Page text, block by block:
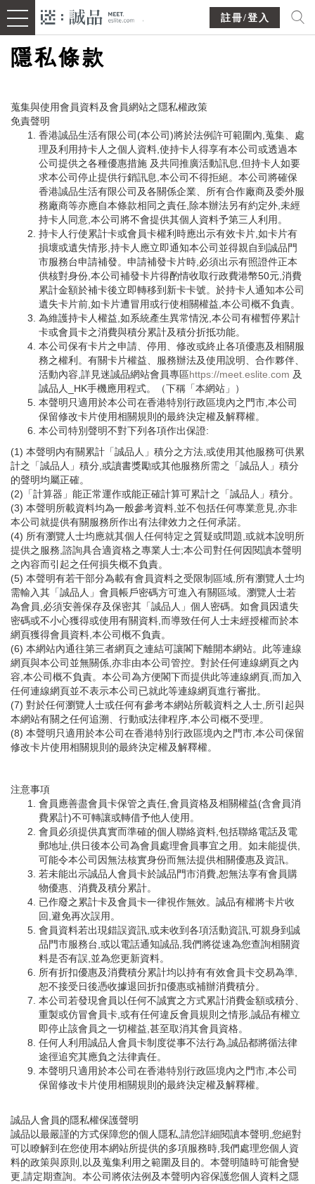
註冊/登入
隱私條款
蒐集與使用會員資料及會員網站之隱私權政策
免責聲明
香港誠品生活有限公司(本公司)將於法例許可範圍內,蒐集、處
理及利用持卡人之個人資料,使持卡人得享有本公司或透過本
公司提供之各種優惠措施 及共同推廣活動訊息,但持卡人如要
求本公司停止提供行銷訊息,本公司不得拒絕。本公司將確保
香港誠品生活有限公司及各關係企業、所有合作廠商及委外服
務廠商等亦應自本條款相同之責任,除本辦法另有約定外,未經
持卡人同意,本公司將不會提供其個人資料予第三人利用。
持卡人行使累計卡或會員卡權利時應出示有效卡片,如卡片有
損壞或遺失情形,持卡人應立即通知本公司並得親自到誠品門
市服務台申請補發。申請補發卡片時,必須出示有照證件正本
供核對身份,本公司補發卡片得酌情收取行政費港幣50元,消費
累計金額於補卡後立即轉移到新卡卡號。於持卡人通知本公司
遺失卡片前,如卡片遭冒用或行使相關權益,本公司概不負責。
為維護持卡人權益,如系統產生異常情況,本公司有權暫停累計
卡或會員卡之消費與積分累計及積分折抵功能。
本公司保有卡片之申請、停用、修改或終止各項優惠及相關服
務之權利。有關卡片權益、服務辦法及使用說明、合作夥伴、
活動內容,詳見迷誠品網站會員專區https://meet.eslite.com 及
誠品人_HK手機應用程式。（下稱「本網站」）
本聲明只適用於本公司在香港特別行政區境內之門市,本公司
保留修改卡片使用相關規則的最終決定權及解釋權。
本公司特別聲明不對下列各項作出保證:
(1) 本聲明内有關累計「誠品人」積分之方法,或使用其他服務可供累
計之「誠品人」積分,或讀書獎勵或其他服務所需之「誠品人」積分
的聲明均屬正確。
(2)「計算器」能正常運作或能正確計算可累計之「誠品人」積分。
(3) 本聲明所載資料均為一般參考資料,並不包括任何專業意見,亦非
本公司就提供有關服務所作出有法律效力之任何承諾。
(4) 所有瀏覽人士均應就其個人任何特定之質疑或問題,或就本說明所
提供之服務,諮詢具合適資格之專業人士;本公司對任何因閱讀本聲明
之內容而引起之任何損失概不負責。
(5) 本聲明有若干部分為載有會員資料之受限制區域,所有瀏覽人士均
需輸入其「誠品人」會員帳戶密碼方可進入有關區域。瀏覽人士若
為會員,必須安善保存及保密其「誠品人」個人密碼。如會員因遺失
密碼或不小心獲得或使用有關資料,而導致任何人士未經授權而於本
網頁獲得會員資料,本公司概不負責。
(6) 本網站內通往第三者網頁之連結可讓閣下離開本網站。此等連線
網頁與本公司並無關係,亦非由本公司管控。對於任何連線網頁之內
容,本公司概不負責。本公司為方便閣下而提供此等連線網頁,而加入
任何連線網頁並不表示本公司已就此等連線網頁進行審批。
(7) 對於任何瀏覽人士或任何有參考本網站所載資料之人士,所引起與
本網站有關之任何追溯、行動或法律程序,本公司概不受理。
(8) 本聲明只適用於本公司在香港特別行政區境內之門市,本公司保留
修改卡片使用相關規則的最終決定權及解釋權。
注意事項
會員應善盡會員卡保管之責任,會員資格及相關權益(含會員消
費累計)不可轉讓或轉借予他人使用。
會員必須提供真實而準確的個人聯絡資料,包括聯絡電話及電
郵地址,供日後本公司為會員處理會員事宜之用。如未能提供,
可能令本公司因無法核實身份而無法提供相關優惠及資訊。
若未能出示誠品人會員卡於誠品門市消費,恕無法享有會員購
物優惠、消費及積分累計。
已作廢之累計卡及會員卡一律視作無效。誠品有權將卡片收
回,避免再次誤用。
會員資料若出現錯誤資訊,或未收到各項活動資訊,可親身到誠
品門市服務台,或以電話通知誠品,我們將從速為您查詢相關資
料是否有誤,並為您更新資料。
所有折扣優惠及消費積分累計均以持有有效會員卡交易為準,
恕不接受日後憑收據退回折扣優惠或補辦消費積分。
本公司若發現會員以任何不誠實之方式累計消費金額或積分、
重製或仿冒會員卡,或有任何違反會員規則之情形,誠品有權立
即停止該會員之一切權益,甚至取消其會員資格。
任何人利用誠品人會員卡制度從事不法行為,誠品都將循法律
途徑追究其應負之法律責任。
本聲明只適用於本公司在香港特別行政區境內之門市,本公司
保留修改卡片使用相關規則的最終決定權及解釋權。
誠品人會員的隱私權保護聲明
誠品以最嚴謹的方式保障您的個人隱私,請您詳細閱讀本聲明,您絕對
可以瞭解到在您使用本網站所提供的多項服務時,我們處理您個人資
料的政策與原則,以及蒐集利用之範圍及目的。本聲明隨時可能會變
更,請定期查詢。本公司將依法例及本聲明內容保護您個人資料之隱